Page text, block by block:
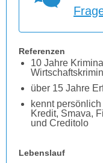
Referenzen
10 Jahre
über 15 Jahre
kennt
Kredit, Smava,
und Creditolo
Lebenslauf